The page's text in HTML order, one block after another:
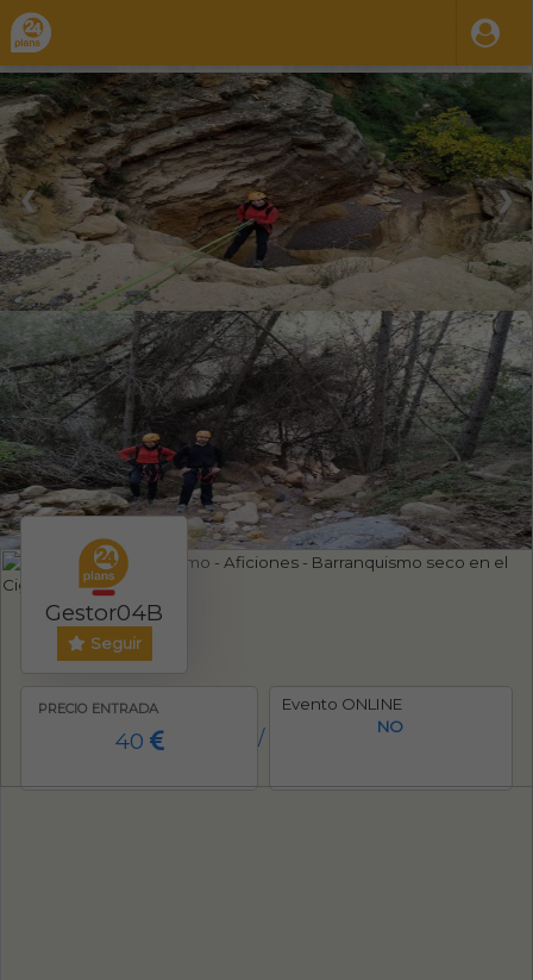
❮ ❯
10 Ago 202309:00 - 31 Dic 203523:59
Lun. Mar. Mie. Jue. Vie. Sab. Dom.
Barranquismo seco en el Cigarrón
Organiza / Publica:
Gestor04B
Seguir
PRECIO ENTRADA
40 /
Evento ONLINE
NO